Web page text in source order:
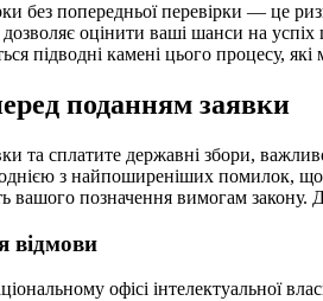
без попередньої перевірки — це
оцінити ваші шанси на
підводні камені цього процесу,
поданням заявки
та сплатите державні збори,
з найпоширеніших помилок,
вашого позначення вимогам закону.
відмови
офісі інтелектуальної